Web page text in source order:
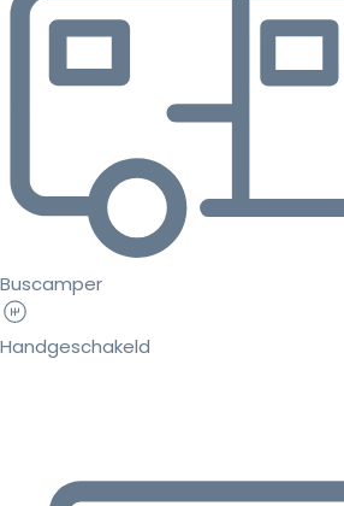
Buscamper
Handgeschakeld